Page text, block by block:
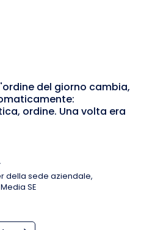
del giorno cambia,
ordine. Una volta era
della sede aziendale,
SE